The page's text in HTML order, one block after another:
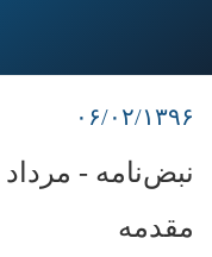
۰۶/۰۲/۱۳۹۶
نبض‌نامه - مرداد ۱۳۹۶
مقدمه